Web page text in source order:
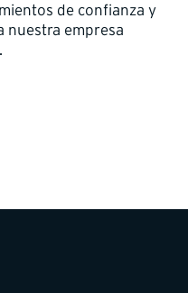
de confianza y
nuestra empresa